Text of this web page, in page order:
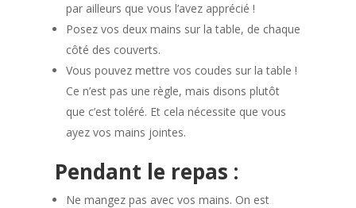
par ailleurs que vous l’avez apprécié !
Posez vos deux mains sur la table, de chaque
côté des couverts.
Vous pouvez mettre vos coudes sur la table !
Ce n’est pas une règle, mais disons plutôt
que c’est toléré. Et cela nécessite que vous
ayez vos mains jointes.
Pendant le repas :
Ne mangez pas avec vos mains. On est